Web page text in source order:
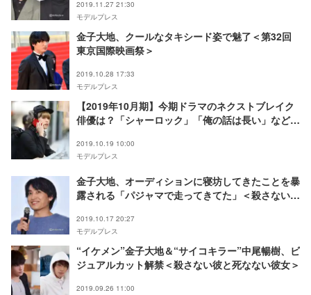
2019.11.27 21:30
モデルプレス
金子大地、クールなタキシード姿で魅了＜第32回
東京国際映画祭＞
2019.10.28 17:33
モデルプレス
【2019年10月期】今期ドラマのネクストブレイク
俳優は？「シャーロック」「俺の話は長い」などか
2019.10.19 10:00
モデルプレス
金子大地、オーディションに寝坊してきたことを暴
露される「パジャマで走ってきてた」＜殺さない彼
2019.10.17 20:27
モデルプレス
“イケメン”金子大地＆“サイコキラー”中尾暢樹、ビ
ジュアルカット解禁＜殺さない彼と死なない彼女＞
2019.09.26 11:00